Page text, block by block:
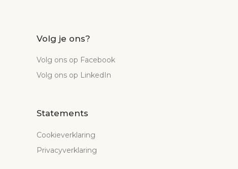
Volg je ons?
Volg ons op Facebook
Volg ons op LinkedIn
Statements
Cookieverklaring
Privacyverklaring